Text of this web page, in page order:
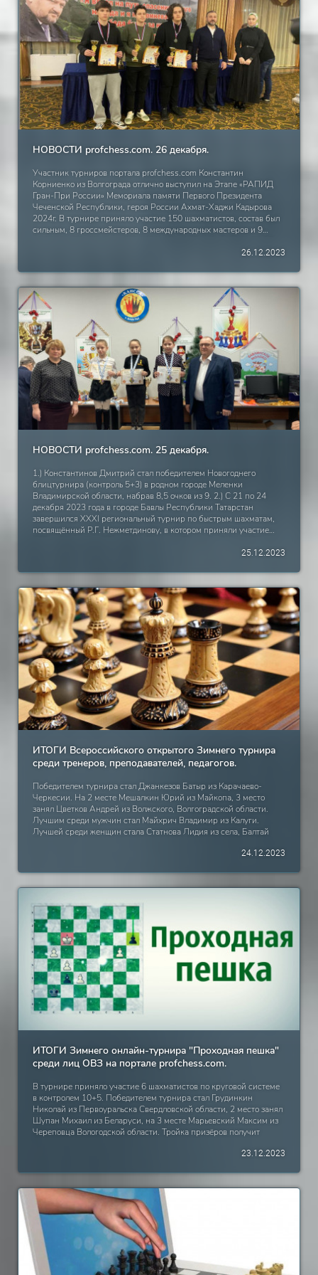
Nick is unknown
time until the game may be reduced
НОВОСТИ profchess.com. 26 декабря.
Участник турниров портала profchess.com Константин
Корниенко из Волгограда отлично выступил на Этапе «РАПИД
Гран-При России» Мемориала памяти Первого Президента
Чеченской Республики, героя России Ахмат-Хаджи Кадырова
2024г. В турнире приняло участие 150 шахматистов, состав был
сильным, 8 гроссмейстеров, 8 международных мастеров и 9
место и 2 место среди юношей (кубок+денежный приз). В активе
составе сборной России Натальей Погониной и гроссмейстером
Дмитрием Кряквиным. Прирост рейтинга +75! ПОЗДРАВЛЯЕМ
КОНСТАНТИНА В ВЫДАЮЩИМСЯ РЕЗУЛЬТАТОМ!!!
26.12.2023
НОВОСТИ profchess.com. 25 декабря.
1.) Константинов Дмитрий стал победителем Новогоднего
блицтурнира (контроль 5+3) в родном городе Меленки
Владимирской области, набрав 8,5 очков из 9. 2.) С 21 по 24
декабря 2023 года в городе Бавлы Республики Татарстан
завершился XXXI региональный турнир по быстрым шахматам,
посвящённый Р.Г. Нежметдинову, в котором приняли участие
не обошёлся без участия активных участников турниров нашего
портала. Среди мальчиков 2015 годов рождения и младше: 1
место занял Тупицын Николай. Среди девочек девочки 2014
годов рождения: 1 место: Валиуллина Самира По итогам 2023
года были выявлены сильнейшие шахматисты всего Гран-При
Закамья (абсолютные чемпионы) по возрастам по итогам всех
прошедших турниров в течение года, в который попали трое
ребят из маленькой Параньги. Среди мальчиков 2015 годов
рождения и младше: 1 место: Тупицын Николай Среди девочек
2014 годов рождения: 1 место: Валиуллина Самира 3 место:
Фатыхова Анэлия ПОЗДРАВЛЯЕМ ВСЕХ С
ЗАМЕЧАТЕЛЬНЫМИ РЕЗУЛЬТАТАМИ.
25.12.2023
ИТОГИ Всероссийского открытого Зимнего турнира
среди тренеров, преподавателей, педагогов.
Победителем турнира стал Джанкезов Батыр из Карачаево-
Черкесии. На 2 месте Мешалкин Юрий из Майкопа, 3 место
занял Цветков Андрей из Волжского, Волгоградской области.
Лучшим среди мужчин стал Майхрич Владимир из Калуги.
Лучшей среди женщин стала Статнова Лидия из села, Балтай
которые будут отправлены почтой России и грамотами.
рождения Регион Очки 1 Джанкезов Батыр 1983 Карачаево-
Черкесия, с. Николаевское 9 2 Мешалкин Юрий 1970 Адыгея,
Волжский 6 4 Майхрич Владимир 1964 Калуга 6 5 Статнова
Лидия 1972 Саратовская область, с.Балтай 3 6 Каргаполов
Александр 1951 Свердловская область, Каменск-Уральский 2 7
Хажимухаметова Минзиля 1970 Башкортостан 1 8 Кулешов
Кирилл 1987 Санкт-Петербург 1
24.12.2023
ИТОГИ Зимнего онлайн-турнира "Проходная пешка"
среди лиц ОВЗ на портале profchess.com.
В турнире приняло участие 6 шахматистов по круговой системе
в контролем 10+5. Победителем турнира стал Грудинкин
Николай из Первоуральска Свердловской области, 2 место занял
Шупан Михаил из Беларуси, на 3 месте Марьевский Максим из
Череповца Вологодской области. Тройка призёров получит
среди женщин стала Дамдинова Цирендулма из посёлка Акша,
Башкортостана. Юрий Мельник из Сергиева Посада получит
грамоту за участие. ИТОГОВАЯ ТАБЛИЦА. Место Ф.И.О. Год
рождения Регион Очки 1 Грудинкин Николай 1988 Свердловская
область, Первоуральск 4,5 2 Шупан Михаил 1986 Беларусь,
Гомельская область 4 3 Марьевский Максим 1976 Вологодская
область, Череповец 3 4 Дамдинова Цырендулма 1962
Забайкальский край, с. Цаган-Челутай 2,5 5 Хажимухаметова
Минзиля 1970 Башкортостан 1 6 Мельник Юрий 1970 Сергиев
Посад 0 ПОЗДРАВЛЯЕМ!
23.12.2023